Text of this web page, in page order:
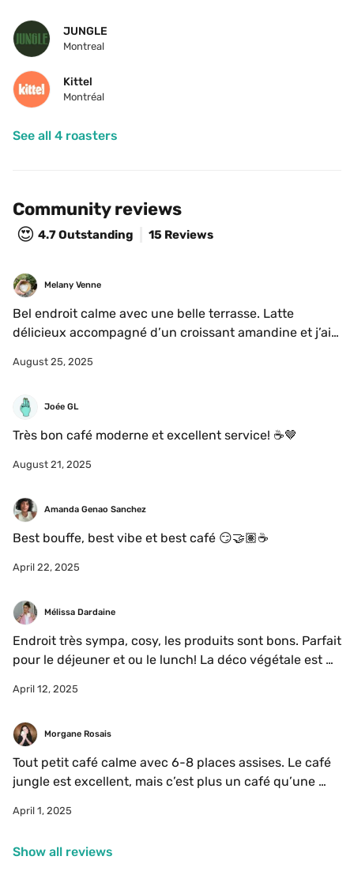
JUNGLE
Montreal
Kittel
Montréal
See all 4 roasters
Community reviews
😍 4.7Outstanding 15 Reviews
Melany Venne
Bel endroit calme avec une belle terrasse. Latte
délicieux accompagné d’un croissant amandine et j’ai
August 25, 2025
Joée GL
Très bon café moderne et excellent service! ☕️🤎
August 21, 2025
Amanda Genao Sanchez
Best bouffe, best vibe et best café 😏🤝🏽☕️
April 22, 2025
Mélissa Dardaine
Endroit très sympa, cosy, les produits sont bons. Parfait
pour le déjeuner et ou le lunch! La déco végétale est
April 12, 2025
Morgane Rosais
Tout petit café calme avec 6-8 places assises. Le café
jungle est excellent, mais c’est plus un café qu’une
April 1, 2025
Show all reviews